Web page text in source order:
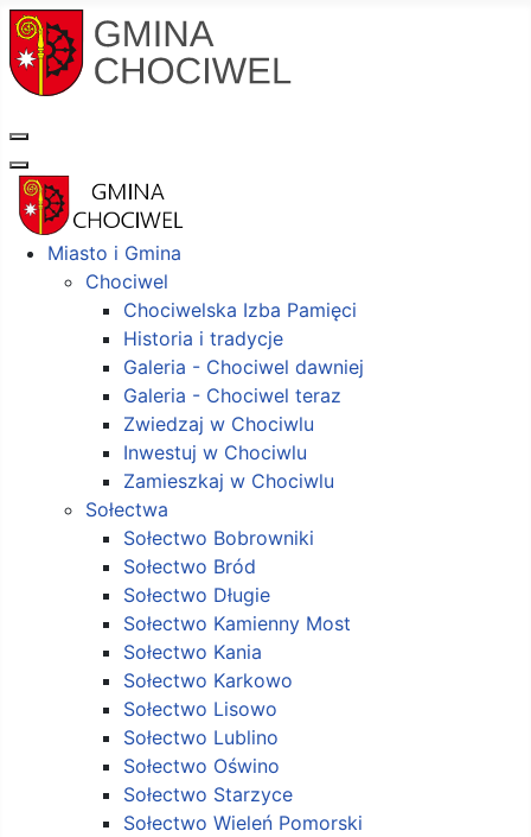
Miasto i Gmina
Chociwel
Chociwelska Izba Pamięci
Historia i tradycje
Galeria - Chociwel dawniej
Galeria - Chociwel teraz
Zwiedzaj w Chociwlu
Inwestuj w Chociwlu
Zamieszkaj w Chociwlu
Sołectwa
Sołectwo Bobrowniki
Sołectwo Bród
Sołectwo Długie
Sołectwo Kamienny Most
Sołectwo Kania
Sołectwo Karkowo
Sołectwo Lisowo
Sołectwo Lublino
Sołectwo Oświno
Sołectwo Starzyce
Sołectwo Wieleń Pomorski